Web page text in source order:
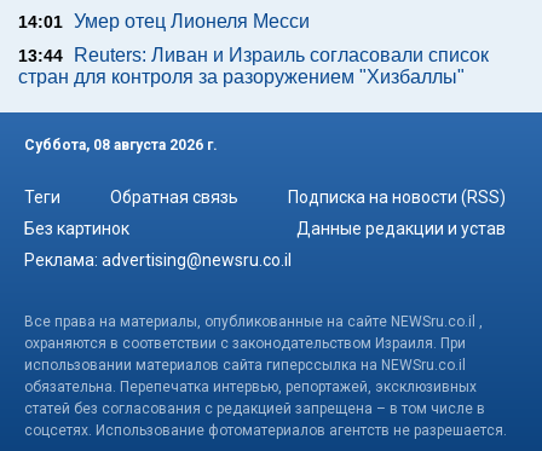
14:01 Умер отец Лионеля Месси
13:44
Reuters: Ливан и Израиль согласовали список
стран для контроля за разоружением "Хизбаллы"
Суббота, 08 августа 2026 г.
Теги Обратная связь
Подписка на новости (RSS)
Без картинок
Данные редакции и устав
Реклама: advertising@newsru.co.il
Все права на материалы, опубликованные на сайте NEWSru.co.il ,
охраняются в соответствии с законодательством Израиля. При
использовании материалов сайта гиперссылка на NEWSru.co.il
обязательна. Перепечатка интервью, репортажей, эксклюзивных
статей без согласования с редакцией запрещена – в том числе в
соцсетях. Использование фотоматериалов агентств не разрешается.